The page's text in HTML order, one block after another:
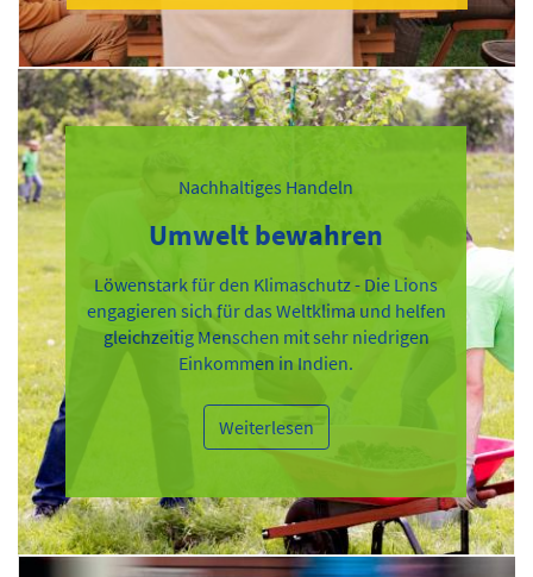
Nachhaltiges Handeln
Umwelt bewahren
Löwenstark für den Klimaschutz - Die Lions
engagieren sich für das Weltklima und helfen
gleichzeitig Menschen mit sehr niedrigen
Einkommen in Indien.
Weiterlesen